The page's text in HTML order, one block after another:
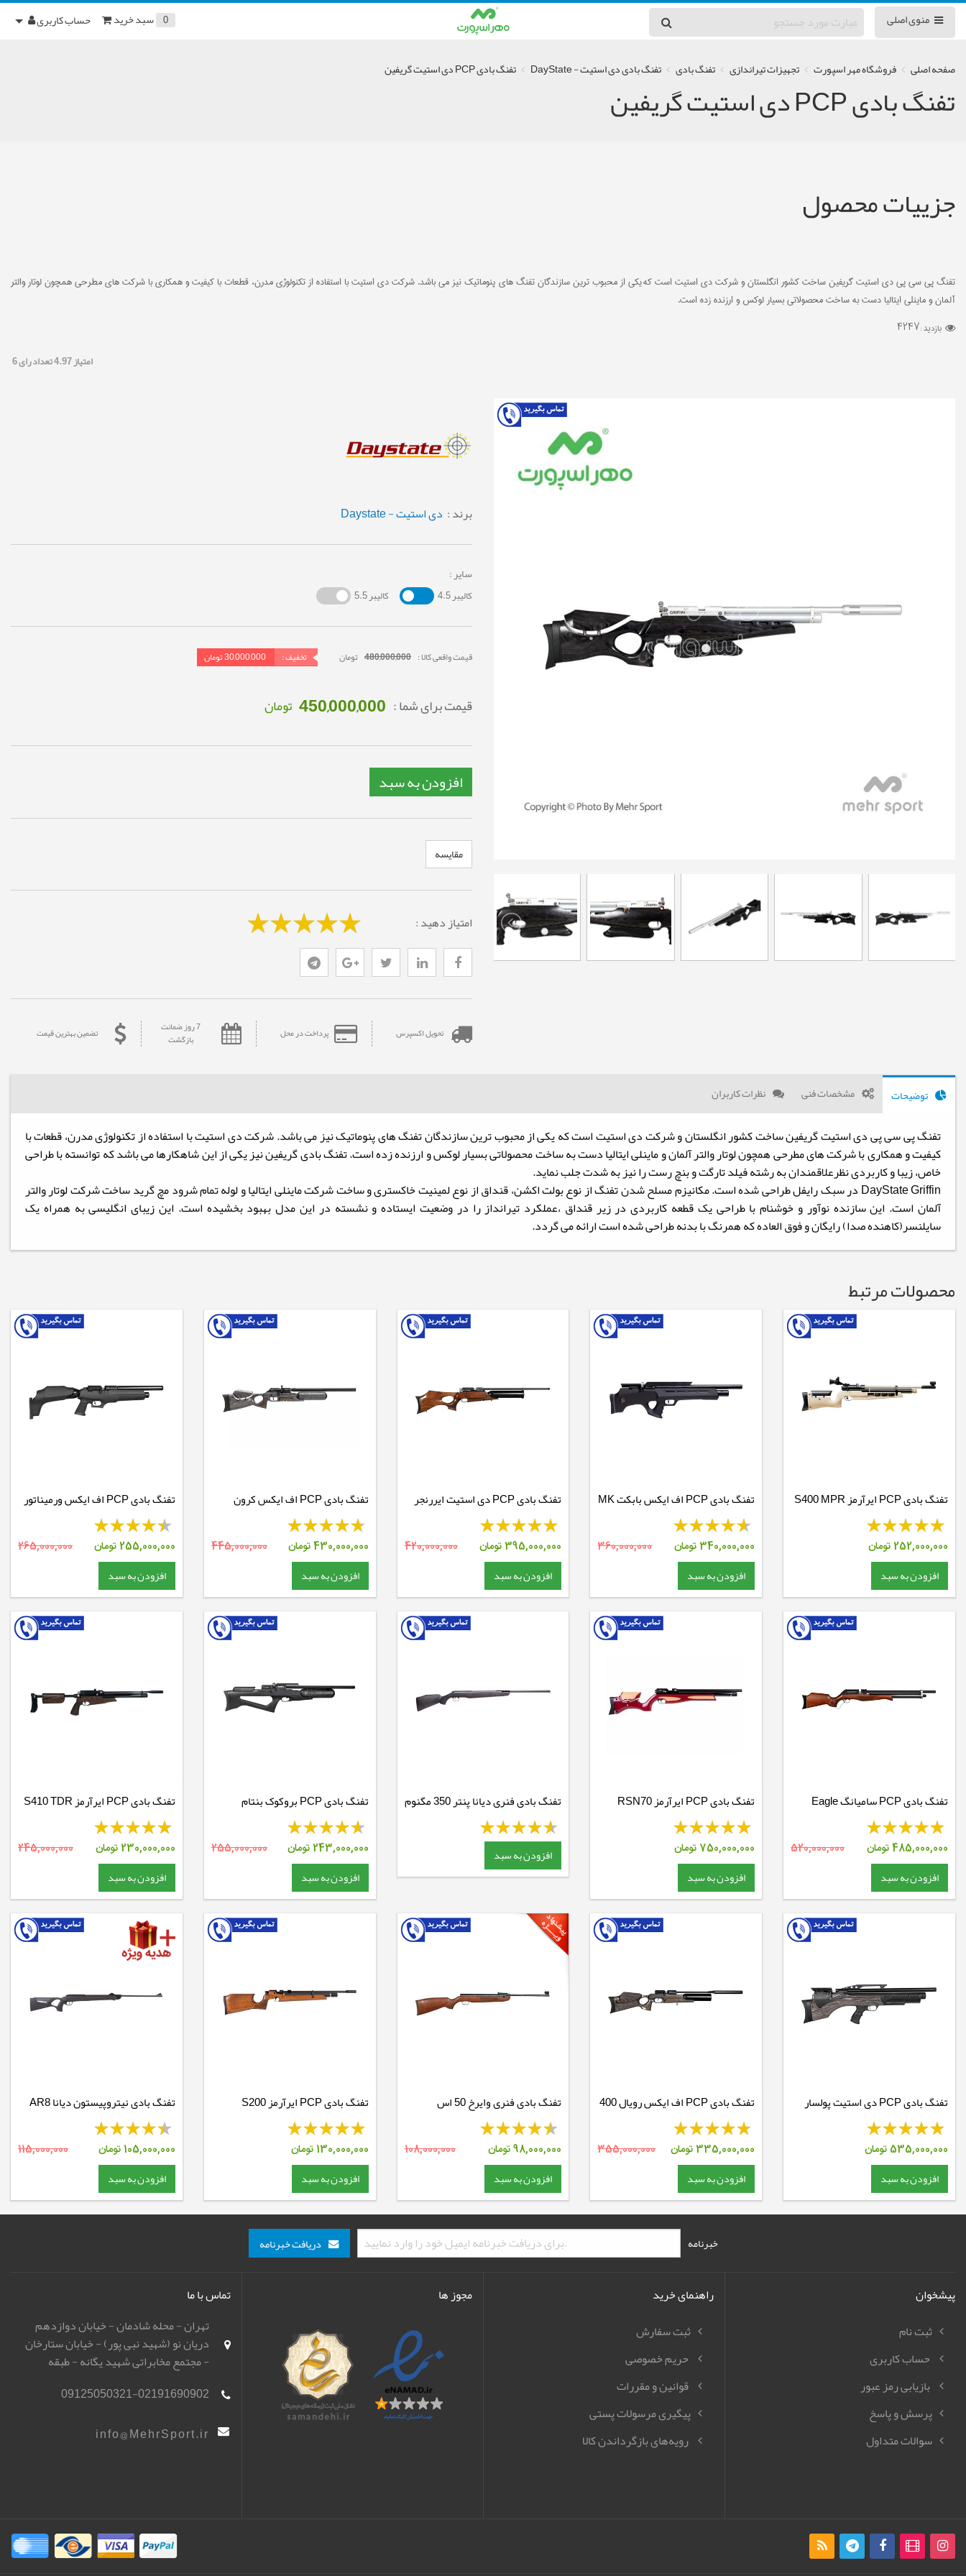
منوی اصلی حساب کاربری 0 سبد خرید
صفحه اصلی فروشگاه مهر اسپورت تجهیزات تیراندازی تفنگ بادی تفنگ بادی دی استیت - DayState تفنگ بادی PCP دی استیت گریفین
تفنگ بادی PCP دی استیت گریفین
جزییات محصول
تفنگ پی سی پی دی استیت گریفین ساخت کشور انگلستان و شرکت دی استیت است که یکی از محبوب ترین سازندگان تفنگ های پنوماتیک نیز می باشد. شرکت دی استیت با استفاده از تکنولوژی مدرن، قطعات با کیفیت و همکاری با شرکت های مطرحی همچون لوتار والتر
آلمان و ماینلی ایتالیا دست به ساخت محصولاتی بسیار لوکس و ارزنده زده است.
بازدید :4247
امتیاز4.97تعداد رای6
برند : دی استیت - Daystate
سایر :
کالیبر 4.5 کالیبر 5.5
قیمت واقعی کالا : 480,000,000 تومان تخفیف : 30,000,000تومان
قیمت برای شما : 450,000,000 تومان
افزودن به سبد
مقایسه
امتیاز دهید :
تحویل اکسپرس پرداخت در محل 7 روز ضمانت
بازگشت تضمین بهترین قیمت
توضیحات مشخصات فنی نظرات کاربران
تفنگ پی سی پی دی استیت گریفین ساخت کشور انگلستان و شرکت دی استیت است کهیکی از محبوب ترین سازندگان تفنگ های پنوماتیک نیز می باشد. شرکت دی استیت با استفاده از تکنولوژی مدرن، قطعات با
کیفیت و همکاری با شرکت های مطرحی همچون لوتار والتر آلمان و ماینلی ایتالیا دست به ساخت محصولاتی بسیار لوکس و ارزنده زده است. تفنگ بادی گریفین نیز یکی از این شاهکارها می باشد که توانسته با طراحی
خاص، زیبا و کاربردی نظرعلاقمندان به رشته فیلد تارگت و بنچ رست را نیز به شدت جلب نماید.
DayState Griffin در سبک رایفل طراحی شده است. مکانیزم مسلح شدن تفنگ از نوع بولت اکشن، قنداق از نوع لمینیت خاکستری و ساخت شرکت ماینلی ایتالیا و لوله تمام شرود مچ گرید ساخت شرکت لوتار والتر
آلمان است. این سازنده نوآور و خوشنام با طراحی یک قطعه کاربردی در زیر قنداق ،عملکرد تیرانداز را در وضعیت ایستاده و نشسته در این مدل بهبود بخشیده است. این زیبای انگلیسی به همراه یک
سایلنسر(کاهنده صدا) رایگان و فوق العاده که همرنگ با بدنه طراحی شده است ارائه می گردد.
محصولات مرتبط
تفنگ بادی PCP ایرآرمز S400 MPR
Biathlon
252,000,000تومان
افزودن به سبد
تفنگ بادی PCP اف ایکس بابکت MK
II
340,000,000تومان 360,000,000
افزودن به سبد
تفنگ بادی PCP دی استیت ایررنجر
395,000,000تومان 420,000,000
افزودن به سبد
تفنگ بادی PCP اف ایکس کرون
CROWN
430,000,000تومان 445,000,000
افزودن به سبد
تفنگ بادی PCP اف ایکس ورمیناتور
کارابین
255,000,000تومان 265,000,000
افزودن به سبد
تفنگ بادی PCP سامیانگ Eagle
Claw
485,000,000تومان 520,000,000
افزودن به سبد
تفنگ بادی PCP ایرآرمز RSN70
750,000,000 تومان
افزودن به سبد
تفنگ بادی فنری دیانا پنتر 350 مگنوم
CBB
افزودن به سبد
تفنگ بادی PCP بروکوک بنتام
243,000,000تومان 255,000,000
افزودن به سبد
تفنگ بادی PCP ایرآرمز S410 TDR
RH Walnut
230,000,000تومان 245,000,000
افزودن به سبد
تفنگ بادی PCP دی استیت پولسار
535,000,000 تومان
افزودن به سبد
تفنگ بادی PCP اف ایکس رویال 400
335,000,000تومان 355,000,000
افزودن به سبد
تفنگ بادی فنری وایرخ 50 اس
98,000,000تومان 108,000,000
افزودن به سبد
تفنگ بادی PCP ایرآرمز S200
130,000,000 تومان
افزودن به سبد
تفنگ بادی نیتروپیستون دیانا AR8
N-TEC
105,000,000 تومان 115,000,000
افزودن به سبد
خبرنامه دریافت خبرنامه
پیشخوان
ثبت نام
حساب کاربری
بازیابی رمز عبور
پرسش و پاسخ
سوالات متداول
راهنمای خرید
ثبت سفارش
حریم خصوصی
قوانین و مقررات
پیگیری مرسولات پستی
رویه‌های بازگرداندن کالا
مجوز ها
تماس با ما
تهران - محله شادمان - خیابان دوازدهم
دریان نو (شهید نبی پور) - خیابان ستارخان
- مجتمع مخابراتی شهید یگانه - طبقه
(مهرگان)
09125050321-02191690902
info@MehrSport.ir